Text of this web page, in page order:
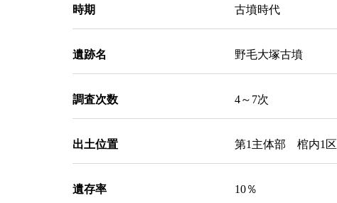
時期 古墳時代
遺跡名 野毛大塚古墳
調査次数 4～7次
出土位置 第1主体部 棺内1区
遺存率 10％